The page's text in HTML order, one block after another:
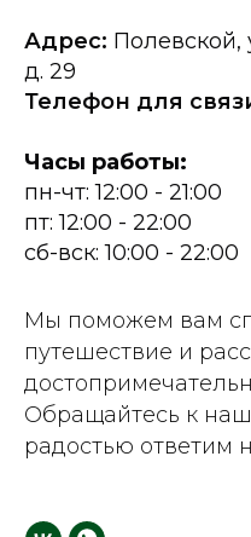
Адрес: Полевской,
д. 29
Телефон для
Часы работы:
пн-чт: 12:00 - 21:00
пт: 12:00 - 22:00
сб-вск: 10:00 - 22:00
Мы поможем вам
путешествие и
Обращайтесь к
радостью ответим